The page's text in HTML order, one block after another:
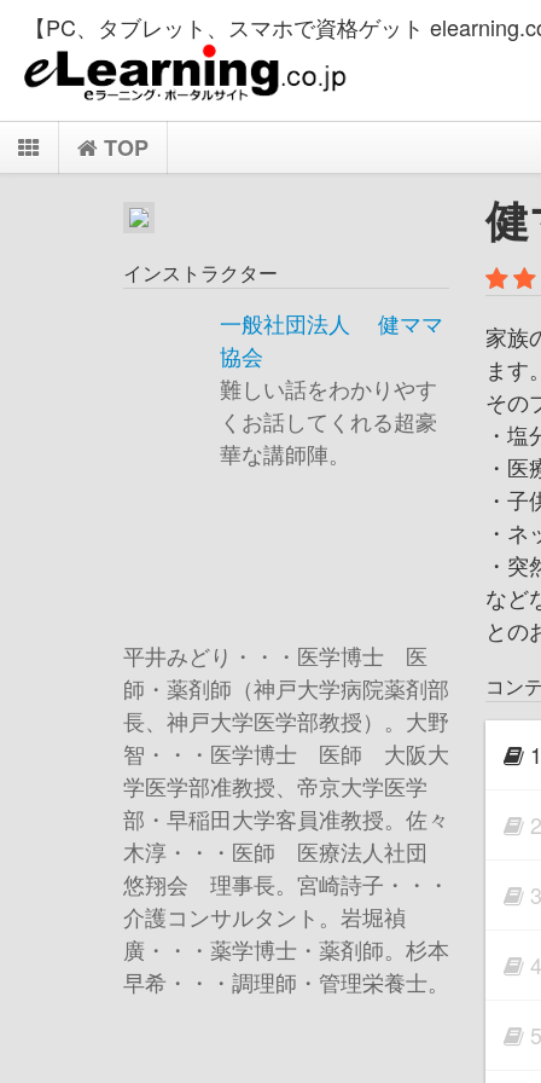
【PC、タブレット、スマホで資格ゲット
TOP
インストラクター
一般社団法人 健ママ
協会
難しい話をわかりやす
くお話してくれる超豪
華な講師陣。
平井みどり・・・医学博士 医
師・薬剤師（神戸大学病院薬剤部
長、神戸大学医学部教授）。大野
智・・・医学博士 医師 大阪大
学医学部准教授、帝京大学医学
部・早稲田大学客員准教授。佐々
木淳・・・医師 医療法人社団
悠翔会 理事長。宮崎詩子・・・
介護コンサルタント。岩堀禎
廣・・・薬学博士・薬剤師。杉本
早希・・・調理師・管理栄養士。
家族
ます
その
・
・
・
・
・
など
との
コン